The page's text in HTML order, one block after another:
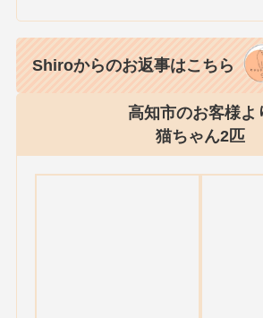
Shiroからのお返事はこちら
高知市のお客様よ
猫ちゃん2匹